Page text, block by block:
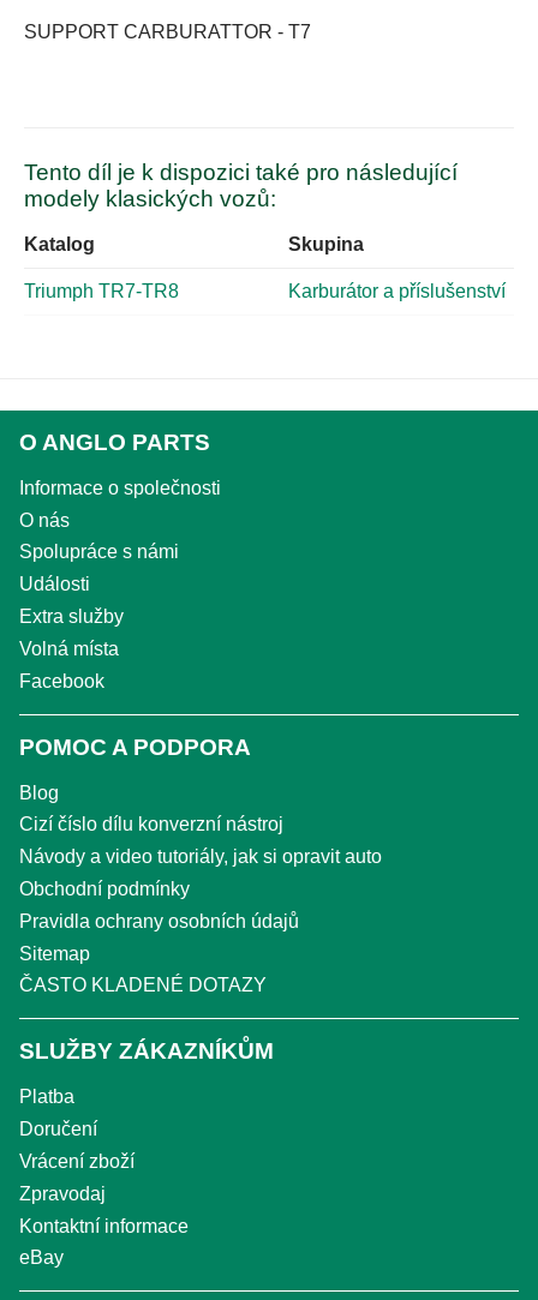
SUPPORT CARBURATTOR - T7
Tento díl je k dispozici také pro následující
modely klasických vozů:
Katalog Skupina
Triumph TR7-TR8 Karburátor a příslušenství
O ANGLO PARTS
Informace o společnosti
O nás
Spolupráce s námi
Události
Extra služby
Volná místa
Facebook
POMOC A PODPORA
Blog
Cizí číslo dílu konverzní nástroj
Návody a video tutoriály, jak si opravit auto
Obchodní podmínky
Pravidla ochrany osobních údajů
Sitemap
ČASTO KLADENÉ DOTAZY
SLUŽBY ZÁKAZNÍKŮM
Platba
Doručení
Vrácení zboží
Zpravodaj
Kontaktní informace
eBay